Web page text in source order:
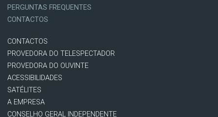
PERGUNTAS FREQUENTES
CONTACTOS
CONTACTOS
PROVEDORA DO TELESPECTADOR
PROVEDORA DO OUVINTE
ACESSIBILIDADES
SATÉLITES
A EMPRESA
CONSELHO GERAL INDEPENDENTE